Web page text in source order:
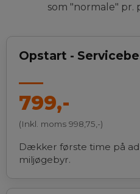
som "normale" pr.
Opstart -
799,-
(Inkl. moms 998,75,-)
Dækker første time på
miljøgebyr.